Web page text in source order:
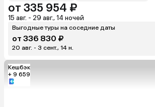
от 335 954 ₽
15 авг. - 29 авг., 14 ночей
Выгодные туры на соседние даты
от 336 830 ₽
20 авг. - 3 сент., 14 н.
Кешбэк
+ 9 659